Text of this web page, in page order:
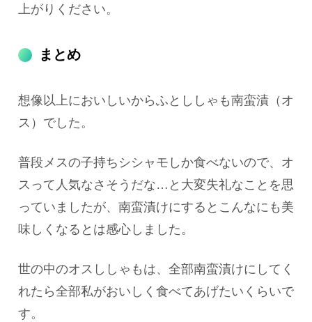
上がりください。
まとめ
想像以上においしいからふとししゃも南蛮漬（オ
ス）でした。
普段メスの子持ちシシャモしか食べないので、オ
スって人気なさそうだな…と大変失礼なことを思
っていましたが、南蛮漬けにするとこんなにも美
味しくなるとは感心しました。
世の中のオスししゃもは、全部南蛮漬けにしてく
れたら全部私がおいしく食べてあげたいくらいで
す。